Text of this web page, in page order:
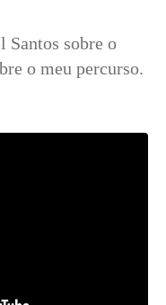
Santos sobre o
o meu percurso.